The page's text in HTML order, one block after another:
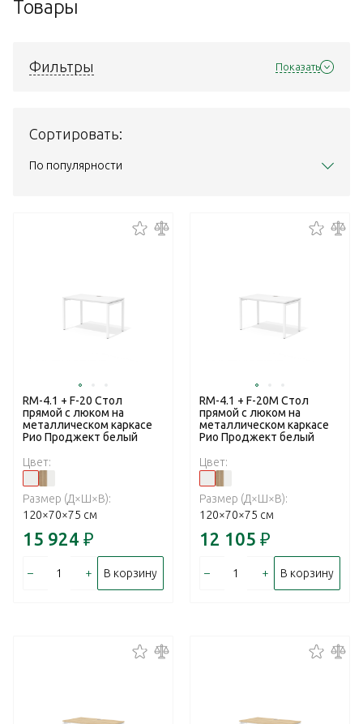
Товары
Фильтры Показать
Сортировать:
По популярности
RM-4.1 + F-20 Стол
прямой с люком на
металлическом каркасе
Рио Проджект белый
Цвет:
Размер (Д×Ш×В):
120×70×75 см
15 924 ₽
– + В корзину
RM-4.1 + F-20M Стол
прямой с люком на
металлическом каркасе
Рио Проджект белый
Цвет:
Размер (Д×Ш×В):
120×70×75 см
12 105 ₽
– + В корзину